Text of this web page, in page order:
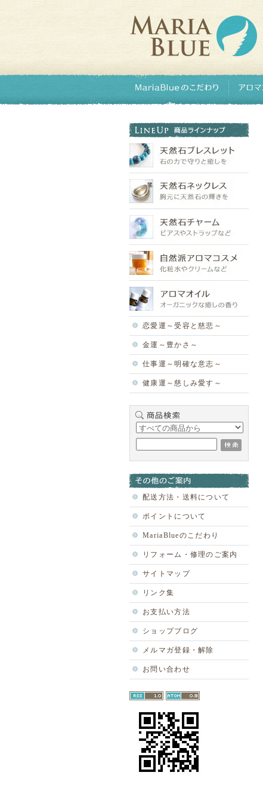
恋愛運～受容と慈悲～
金運～豊かさ～
仕事運～明確な意志～
健康運～慈しみ愛す～
配送方法・送料について
ポイントについて
MariaBlueのこだわり
リフォーム・修理のご案内
サイトマップ
リンク集
お支払い方法
ショップブログ
メルマガ登録・解除
お問い合わせ